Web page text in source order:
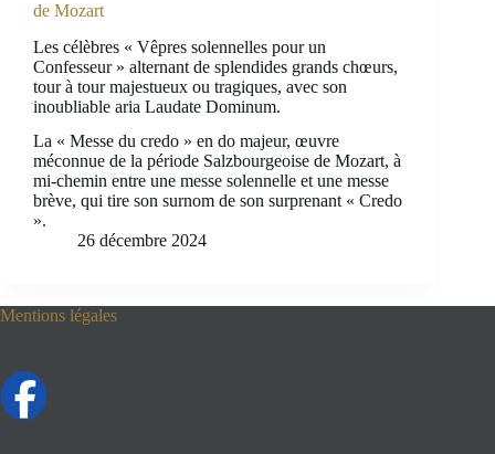
de Mozart
Les célèbres « Vêpres solennelles pour un
Confesseur » alternant de splendides grands chœurs,
tour à tour majestueux ou tragiques, avec son
inoubliable aria Laudate Dominum.
La « Messe du credo » en do majeur, œuvre
méconnue de la période Salzbourgeoise de Mozart, à
mi-chemin entre une messe solennelle et une messe
brève, qui tire son surnom de son surprenant « Credo
».
26 décembre 2024
Mentions légales